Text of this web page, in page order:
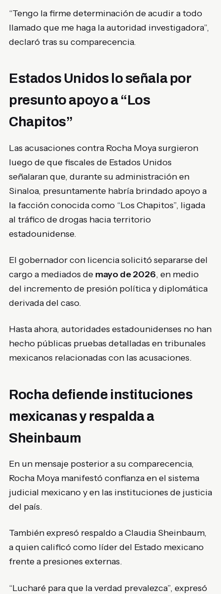
“Tengo la firme determinación de acudir a todo
llamado que me haga la autoridad investigadora”,
declaró tras su comparecencia.
Estados Unidos lo señala por
presunto apoyo a “Los
Chapitos”
Las acusaciones contra Rocha Moya surgieron
luego de que fiscales de Estados Unidos
señalaran que, durante su administración en
Sinaloa, presuntamente habría brindado apoyo a
la facción conocida como “Los Chapitos”, ligada
al tráfico de drogas hacia territorio
estadounidense.
El gobernador con licencia solicitó separarse del
cargo a mediados de mayo de 2026, en medio
del incremento de presión política y diplomática
derivada del caso.
Hasta ahora, autoridades estadounidenses no han
hecho públicas pruebas detalladas en tribunales
mexicanos relacionadas con las acusaciones.
Rocha defiende instituciones
mexicanas y respalda a
Sheinbaum
En un mensaje posterior a su comparecencia,
Rocha Moya manifestó confianza en el sistema
judicial mexicano y en las instituciones de justicia
del país.
También expresó respaldo a Claudia Sheinbaum,
a quien calificó como líder del Estado mexicano
frente a presiones externas.
“Lucharé para que la verdad prevalezca”, expresó